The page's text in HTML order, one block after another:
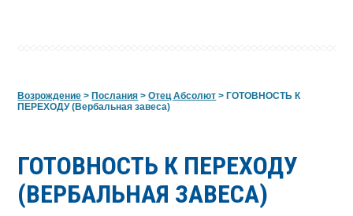
Возрождение >Послания >Отец Абсолют >ГОТОВНОСТЬ К
ПЕРЕХОДУ (Вербальная завеса)
ГОТОВНОСТЬ К ПЕРЕХОДУ
(ВЕРБАЛЬНАЯ ЗАВЕСА)